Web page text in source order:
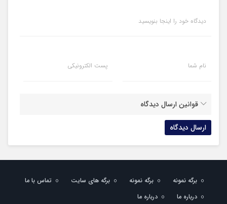
دیدگاه خود را اینجا بنویسید
نام شما پست الکترونیکی
قوانین ارسال دیدگاه
برگه نمونه برگه نمونه برگه های سایت
تماس با ما
درباره ما
درباره ما